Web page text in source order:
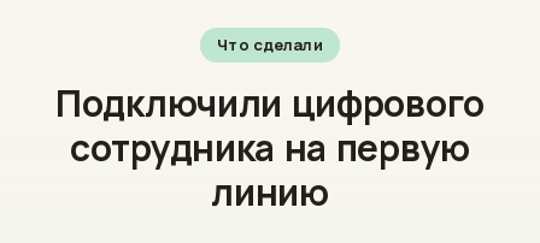
Что сделали
Подключили цифрового
сотрудника на первую
линию